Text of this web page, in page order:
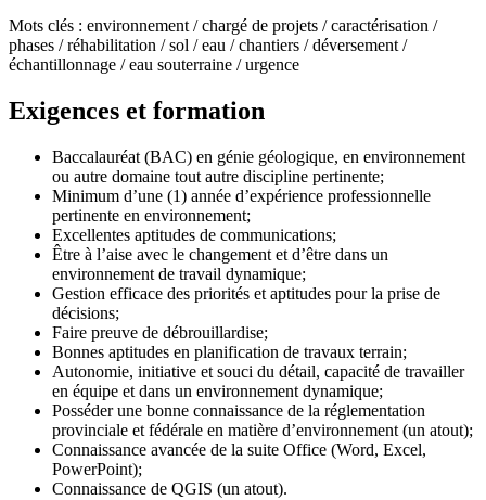
Mots clés : environnement / chargé de projets / caractérisation /
phases / réhabilitation / sol / eau / chantiers / déversement /
échantillonnage / eau souterraine / urgence
Exigences et formation
Baccalauréat (BAC) en génie géologique, en environnement
ou autre domaine tout autre discipline pertinente;
Minimum d’une (1) année d’expérience professionnelle
pertinente en environnement;
Excellentes aptitudes de communications;
Être à l’aise avec le changement et d’être dans un
environnement de travail dynamique;
Gestion efficace des priorités et aptitudes pour la prise de
décisions;
Faire preuve de débrouillardise;
Bonnes aptitudes en planification de travaux terrain;
Autonomie, initiative et souci du détail, capacité de travailler
en équipe et dans un environnement dynamique;
Posséder une bonne connaissance de la réglementation
provinciale et fédérale en matière d’environnement (un atout);
Connaissance avancée de la suite Office (Word, Excel,
PowerPoint);
Connaissance de QGIS (un atout).